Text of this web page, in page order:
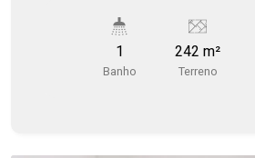
1
Banho
242 m²
Terreno